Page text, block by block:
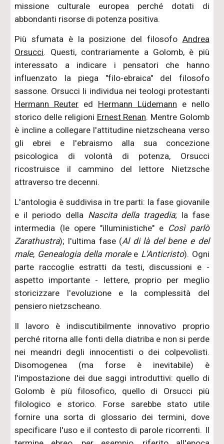
missione culturale europea perché dotati di
abbondanti risorse di potenza positiva.
Più sfumata è la posizione del filosofo Andrea
Orsucci. Questi, contrariamente a Golomb, è più
interessato a indicare i pensatori che hanno
influenzato la piega "filo-ebraica" del filosofo
sassone. Orsucci li individua nei teologi protestanti
Hermann Reuter ed Hermann Lüdemann e nello
storico delle religioni Ernest Renan. Mentre Golomb
è incline a collegare l'attitudine nietzscheana verso
gli ebrei e l'ebraismo alla sua concezione
psicologica di volontà di potenza, Orsucci
ricostruisce il cammino del lettore Nietzsche
attraverso tre decenni.
L'antologia è suddivisa in tre parti: la fase giovanile
e il periodo della Nascita della tragedia; la fase
intermedia (le opere "illuministiche" e Così parlò
Zarathustra); l'ultima fase (Al di là del bene e del
male, Genealogia della morale e L'Anticristo). Ogni
parte raccoglie estratti da testi, discussioni e -
aspetto importante - lettere, proprio per meglio
storicizzare l'evoluzione e la complessità del
pensiero nietzscheano.
Il lavoro è indiscutibilmente innovativo proprio
perché ritorna alle fonti della diatriba e non si perde
nei meandri degli innocentisti o dei colpevolisti.
Disomogenea (ma forse è inevitabile) è
l'impostazione dei due saggi introduttivi: quello di
Golomb è più filosofico, quello di Orsucci più
filologico e storico. Forse sarebbe stato utile
fornire una sorta di glossario dei termini, dove
specificare l'uso e il contesto di parole ricorrenti. Il